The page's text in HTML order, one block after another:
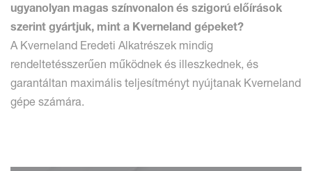
ugyanolyan magas színvonalon és szigorú előírások
szerint gyártjuk, mint a Kverneland gépeket?
A Kverneland Eredeti Alkatrészek mindig
rendeltetésszerűen működnek és illeszkednek, és
garantáltan maximális teljesítményt nyújtanak Kverneland
gépe számára.